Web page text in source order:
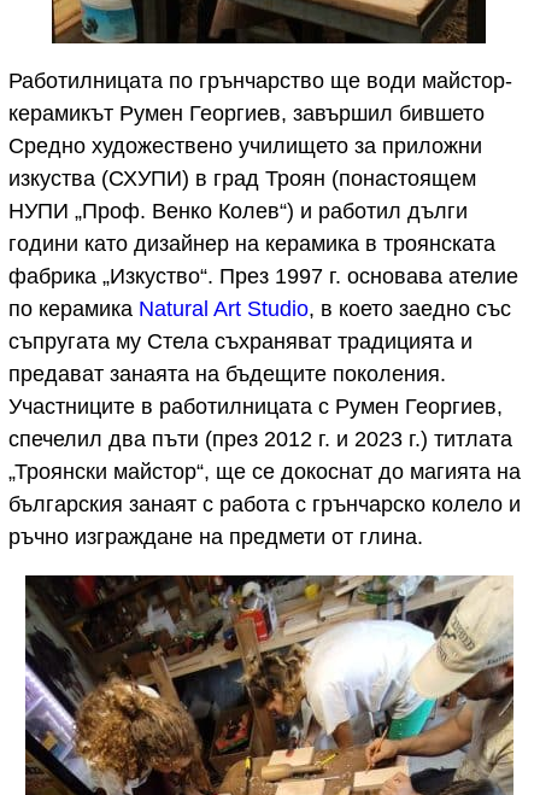
Работилницата по грънчарство ще води майстор-
керамикът Румен Георгиев, завършил бившето
Средно художествено училището за приложни
изкуства (СХУПИ) в град Троян (понастоящем
НУПИ „Проф. Венко Колев“) и работил дълги
години като дизайнер на керамика в троянската
фабрика „Изкуство“. През 1997 г. основава ателие
по керамика Natural Art Studio, в което заедно със
съпругата му Стела съхраняват традицията и
предават занаята на бъдещите поколения.
Участниците в работилницата с Румен Георгиев,
спечелил два пъти (през 2012 г. и 2023 г.) титлата
„Троянски майстор“, ще се докоснат до магията на
българския занаят с работа с грънчарско колело и
ръчно изграждане на предмети от глина.